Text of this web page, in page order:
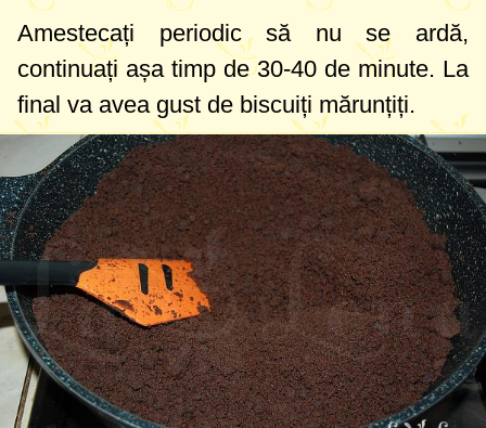
Amestecați periodic să nu se ardă,
continuați așa timp de 30-40 de minute. La
final va avea gust de biscuiți mărunțiți.